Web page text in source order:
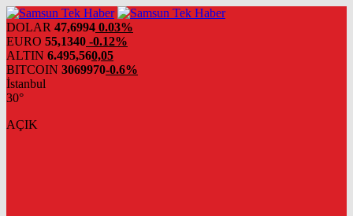
DOLAR 47,6994 0.03%
EURO 55,1340 -0.12%
ALTIN 6.495,560,05
BITCOIN 3069970-0.6%
İstanbul
30°
AÇIK